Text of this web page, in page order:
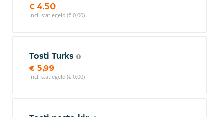
€ 4,50
incl. statiegeld (€ 0,00)
Tosti Turks
€ 5,99
incl. statiegeld (€ 0,00)